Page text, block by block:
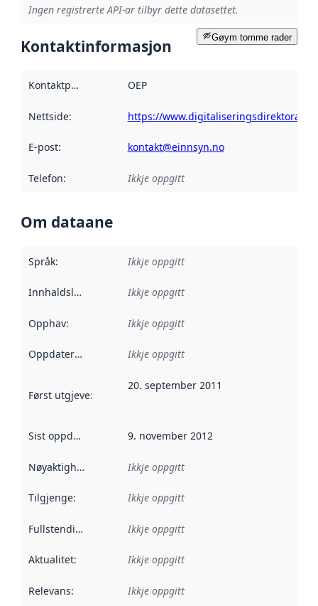
Ingen registrerte API-ar tilbyr dette datasettet.
Gøym tomme rader
Kontaktinformasjon
Kontaktpunkt OEP
Nettside: https://
E-post: kontakt@einnsyn.no
Telefon: Ikkje oppgitt
Om dataane
Språk: Ikkje oppgitt
Innhaldsleverandørar :
Ikkje oppgitt
Opphav: Ikkje oppgitt
Oppdateringsfrekvens :
Ikkje oppgitt
Først utgjeve: Denne datoen seier når dataa i dette
20. september 2011
Sist oppdatert 9. november 2012
Nøyaktigheit Ikkje oppgitt
Tilgjenge: Ikkje oppgitt
Fullstendigheit Ikkje oppgitt
Aktualitet: Ikkje oppgitt
Relevans: Ikkje oppgitt